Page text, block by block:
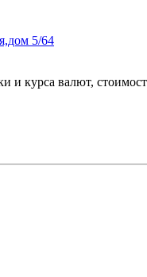
5/64
и курса валют,